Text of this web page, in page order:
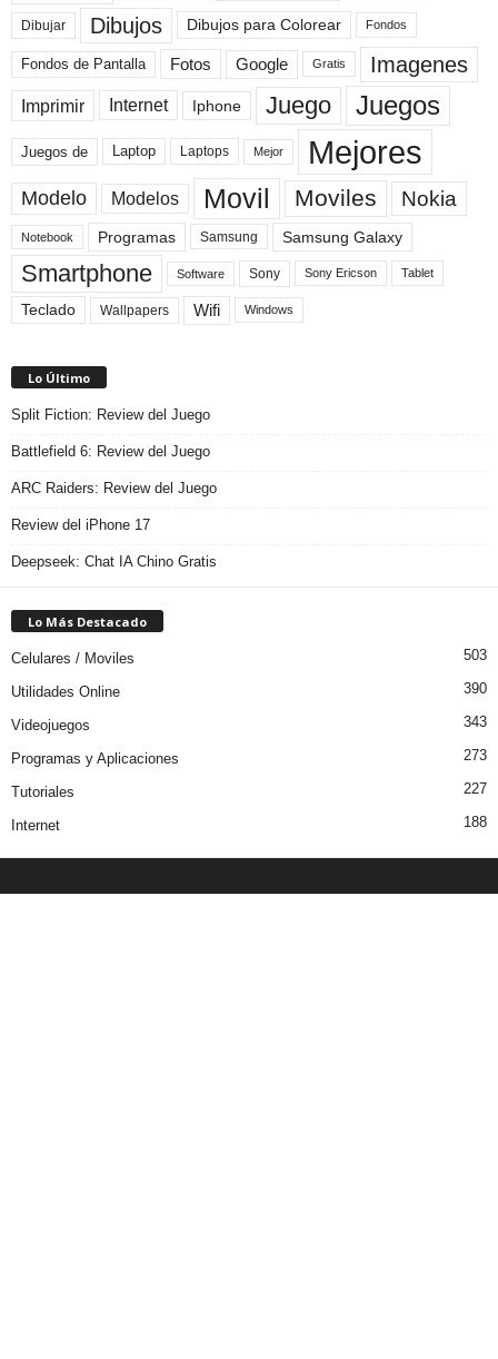
Dibujar Dibujos Dibujos para Colorear Fondos
Fondos de Pantalla Fotos Google Gratis Imagenes
Imprimir Internet Iphone Juego Juegos
Juegos de Laptop Laptops Mejor Mejores
Modelo Modelos Movil Moviles Nokia
Notebook Programas Samsung Samsung Galaxy
Smartphone Software Sony Sony Ericson Tablet
Teclado Wallpapers Wifi Windows
Lo Último
Split Fiction: Review del Juego
Battlefield 6: Review del Juego
ARC Raiders: Review del Juego
Review del iPhone 17
Deepseek: Chat IA Chino Gratis
Lo Más Destacado
Celulares / Moviles 503
Utilidades Online 390
Videojuegos 343
Programas y Aplicaciones 273
Tutoriales 227
Internet 188